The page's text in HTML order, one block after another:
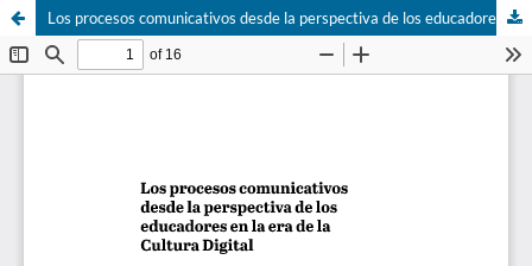
Los procesos comunicativos desde la perspectiva de los educadores en la era de la Cultura Digital